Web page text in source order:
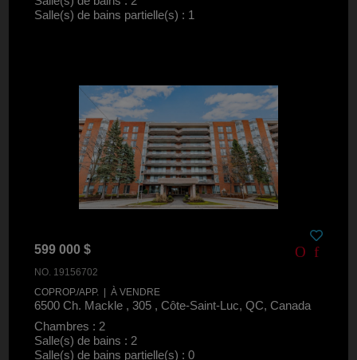
Salle(s) de bains partielle(s) : 1
599 000 $
NO. 19156702
COPROP./APP. | À VENDRE
6500 Ch. Mackle , 305 , Côte-Saint-Luc, QC, Canada
Chambres : 2
Salle(s) de bains : 2
Salle(s) de bains partielle(s) : 0